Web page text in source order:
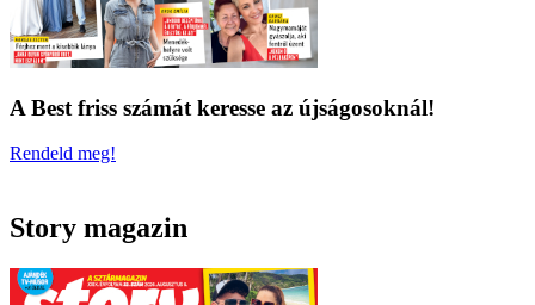
A Best friss számát keresse az újságosoknál!
Rendeld meg!
Story magazin